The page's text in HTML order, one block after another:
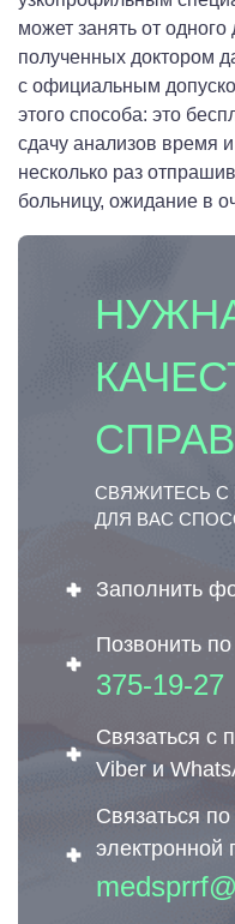
может занять от
полученных доктором
с официальным
этого способа: это
сдачу анализов время
несколько раз
больницу, ожидание в
СВЯЖИТЕСЬ
ДЛЯ ВАС
Заполнить
Позвонить
375-19-27
Связаться с
Viber и
Связаться
электронной